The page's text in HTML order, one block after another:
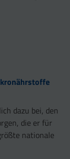
dazu bei, den
die er für
nationale